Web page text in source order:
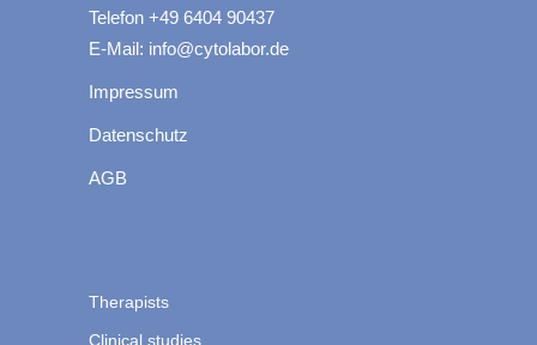
Telefon +49 6404 90437
E-Mail: info@cytolabor.de
Impressum
Datenschutz
AGB
Therapists
Clinical studies